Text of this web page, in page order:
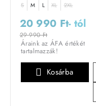
S M L XL 2XL
20 990 Ft- tól
29 990 Ft
Áraink az ÁFA értékét
tartalmazzák!
Kosárba